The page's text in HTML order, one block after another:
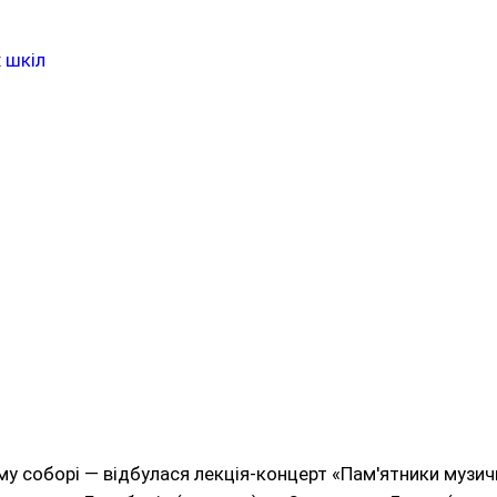
шкіл
соборі — відбулася лекція-концерт «Пам'ятники